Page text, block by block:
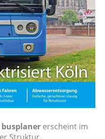
busplaner erscheint im